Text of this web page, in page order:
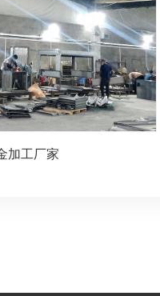
加工厂家